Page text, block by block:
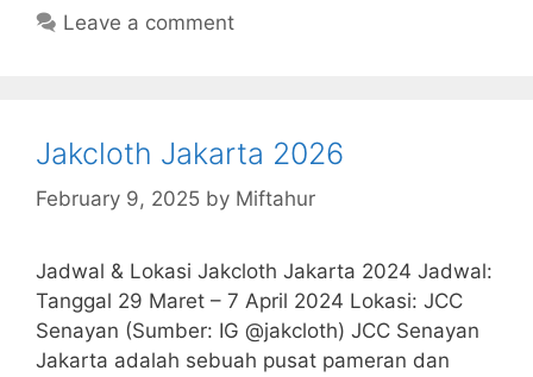
Leave a comment
Jakcloth Jakarta 2026
February 9, 2025 by Miftahur
Jadwal & Lokasi Jakcloth Jakarta 2024 Jadwal:
Tanggal 29 Maret – 7 April 2024 Lokasi: JCC
Senayan (Sumber: IG @jakcloth) JCC Senayan
Jakarta adalah sebuah pusat pameran dan